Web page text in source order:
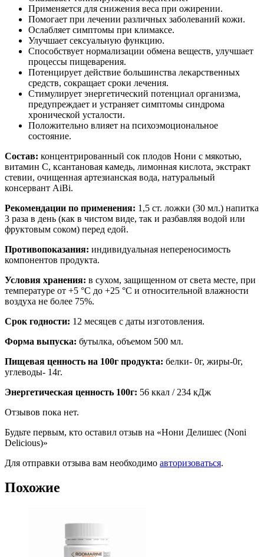
Применяется для снижения веса при ожирении.
Помогает при лечении различных заболеваний кожи.
Ослабляет симптомы при климаксе.
Улучшает сексуальную функцию.
Способствует нормализации обмена веществ, улучшает
процессы пищеварения.
Потенцирует действие большинства лекарственных
средств, сокращает сроки лечения.
Стимулирует энергетический потенциал организма,
предупреждает и устраняет симптомы синдрома
хронической усталости.
Положительно влияет на психоэмоциональное
состояние.
Состав: концентрированный сок плодов Нони с мякотью,
витамин С, ксантановая камедь, лимонная кислота, экстракт
стевии, очищенная артезианская вода, натуральный
консервант AiBi.
Рекомендации по применения: 1,5 ст. ложки (30 мл.) напитка
3 раза в день (как в чистом виде, так и разбавляя водой или
фруктовым соком) перед едой.
Противопоказания: индивидуальная непереносимость
компонентов продукта.
Условия хранения: в сухом, защищенном от света месте, при
температуре от +5 °С до +25 °С и относительной влажности
воздуха не более 75%.
Срок годности: 12 месяцев с даты изготовления.
Форма выпуска: бутылка, объемом 500 мл.
Пищевая ценность на 100г продукта: белки- 0г, жиры-0г,
углеводы- 14г.
Энергетическая ценность 100г: 56 ккал / 234 кДж
Отзывов пока нет.
Будьте первым, кто оставил отзыв на «Нони Делишес (Noni
Delicious)»
Для отправки отзыва вам необходимо авторизоваться.
Похожие